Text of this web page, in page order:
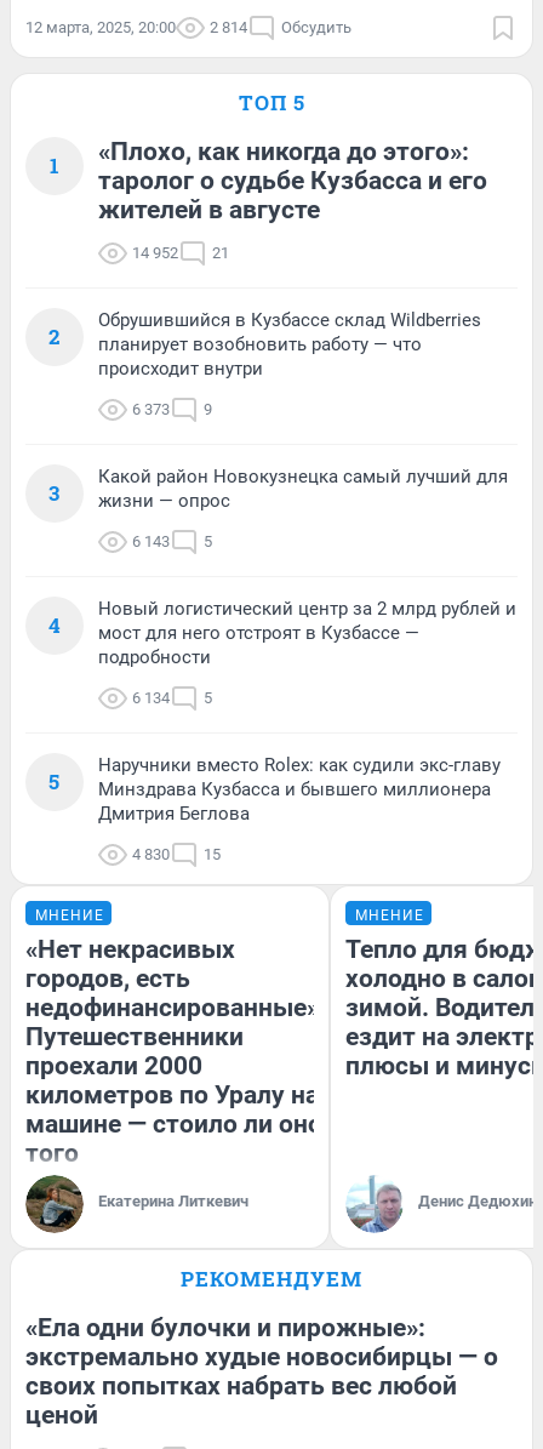
12 марта, 2025, 20:00 2 814 Обсудить
ТОП 5
1
«Плохо, как никогда до этого»:
таролог о судьбе Кузбасса и его
жителей в августе
14 952 21
2
Обрушившийся в Кузбассе склад Wildberries
планирует возобновить работу — что
происходит внутри
6 373 9
3
Какой район Новокузнецка самый лучший для
жизни — опрос
6 143 5
4
Новый логистический центр за 2 млрд рублей и
мост для него отстроят в Кузбассе —
подробности
6 134 5
5
Наручники вместо Rolex: как судили экс-главу
Минздрава Кузбасса и бывшего миллионера
Дмитрия Беглова
4 830 15
МНЕНИЕ
«Нет некрасивых
городов, есть
недофинансированные».
Путешественники
проехали 2000
километров по Уралу на
машине — стоило ли оно
того
Екатерина Литкевич
МНЕНИЕ
Тепло для
холодно в
зимой.
ездит на
плюсы и
Денис Дедюхин
РЕКОМЕНДУЕМ
«Ела одни булочки и пирожные»:
экстремально худые новосибирцы — о
своих попытках набрать вес любой
ценой